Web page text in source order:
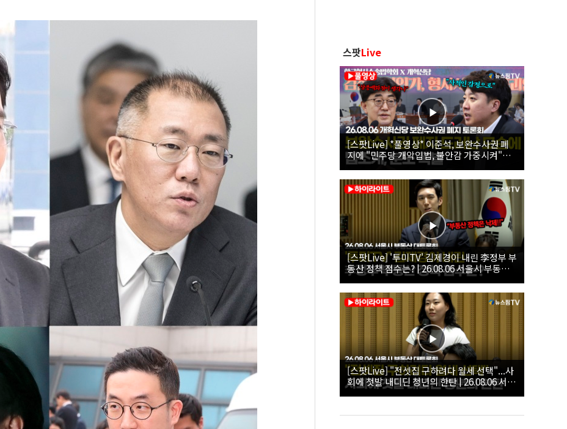
스팟Live
[스팟Live] *풀영상* 이준석, 보완수사권 폐
지에 "민주당 개악입법, 불안감 가중시켜"｜
26.08.06 개혁신당 보완수사권 폐지 토론회
[스팟Live] '투미TV' 김제경이 내린 李정부 부
동산 정책 점수는? | 26.08.06 서울시 부동산
대토론회
[스팟Live] "전셋집 구하려다 월세 선택"...사
회에 첫발 내디딘 청년의 한탄 | 26.08.06 서울
시 부동산 대토론회